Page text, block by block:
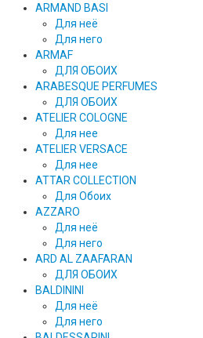
ARMAND BASI
Для неё
Для него
ARMAF
ДЛЯ ОБОИХ
ARABESQUE PERFUMES
ДЛЯ ОБОИХ
ATELIER COLOGNE
Для нее
ATELIER VERSACE
Для нее
ATTAR COLLECTION
Для Обоих
AZZARO
Для неё
Для него
ARD AL ZAAFARAN
ДЛЯ ОБОИХ
BALDININI
Для неё
Для него